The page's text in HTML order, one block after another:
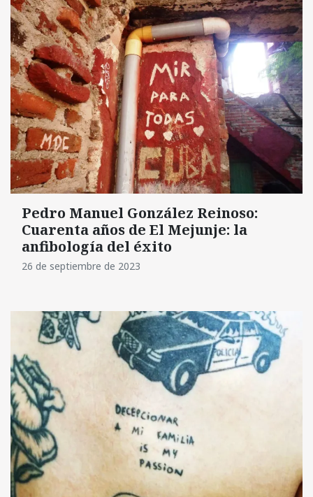
Pedro Manuel González Reinoso:
Cuarenta años de El Mejunje: la
anfibología del éxito
26 de septiembre de 2023